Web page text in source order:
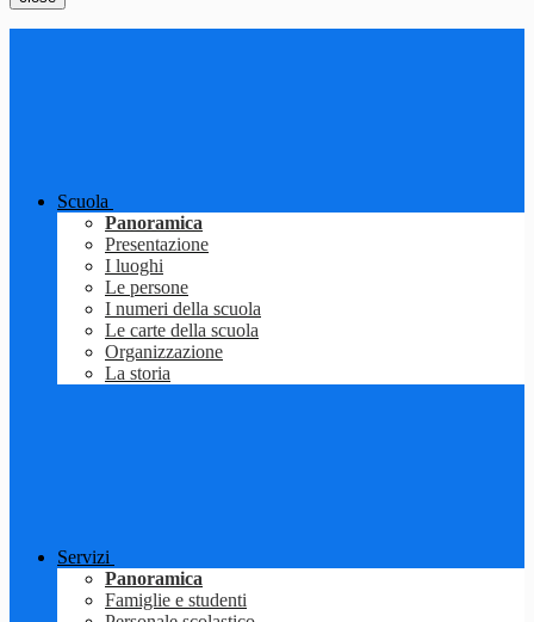
Scuola
Panoramica
Presentazione
I luoghi
Le persone
I numeri della scuola
Le carte della scuola
Organizzazione
La storia
Servizi
Panoramica
Famiglie e studenti